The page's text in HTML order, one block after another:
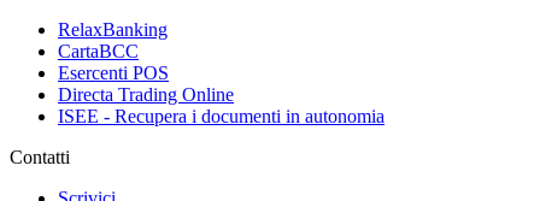
RelaxBanking
CartaBCC
Esercenti POS
Directa Trading Online
ISEE - Recupera i documenti in autonomia
Contatti